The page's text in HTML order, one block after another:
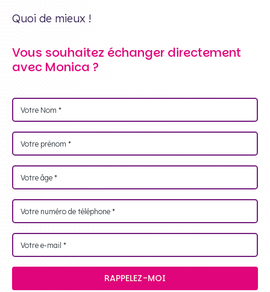
Quoi de mieux !
Vous souhaitez échanger directement
avec Monica ?
RAPPELEZ-MOI